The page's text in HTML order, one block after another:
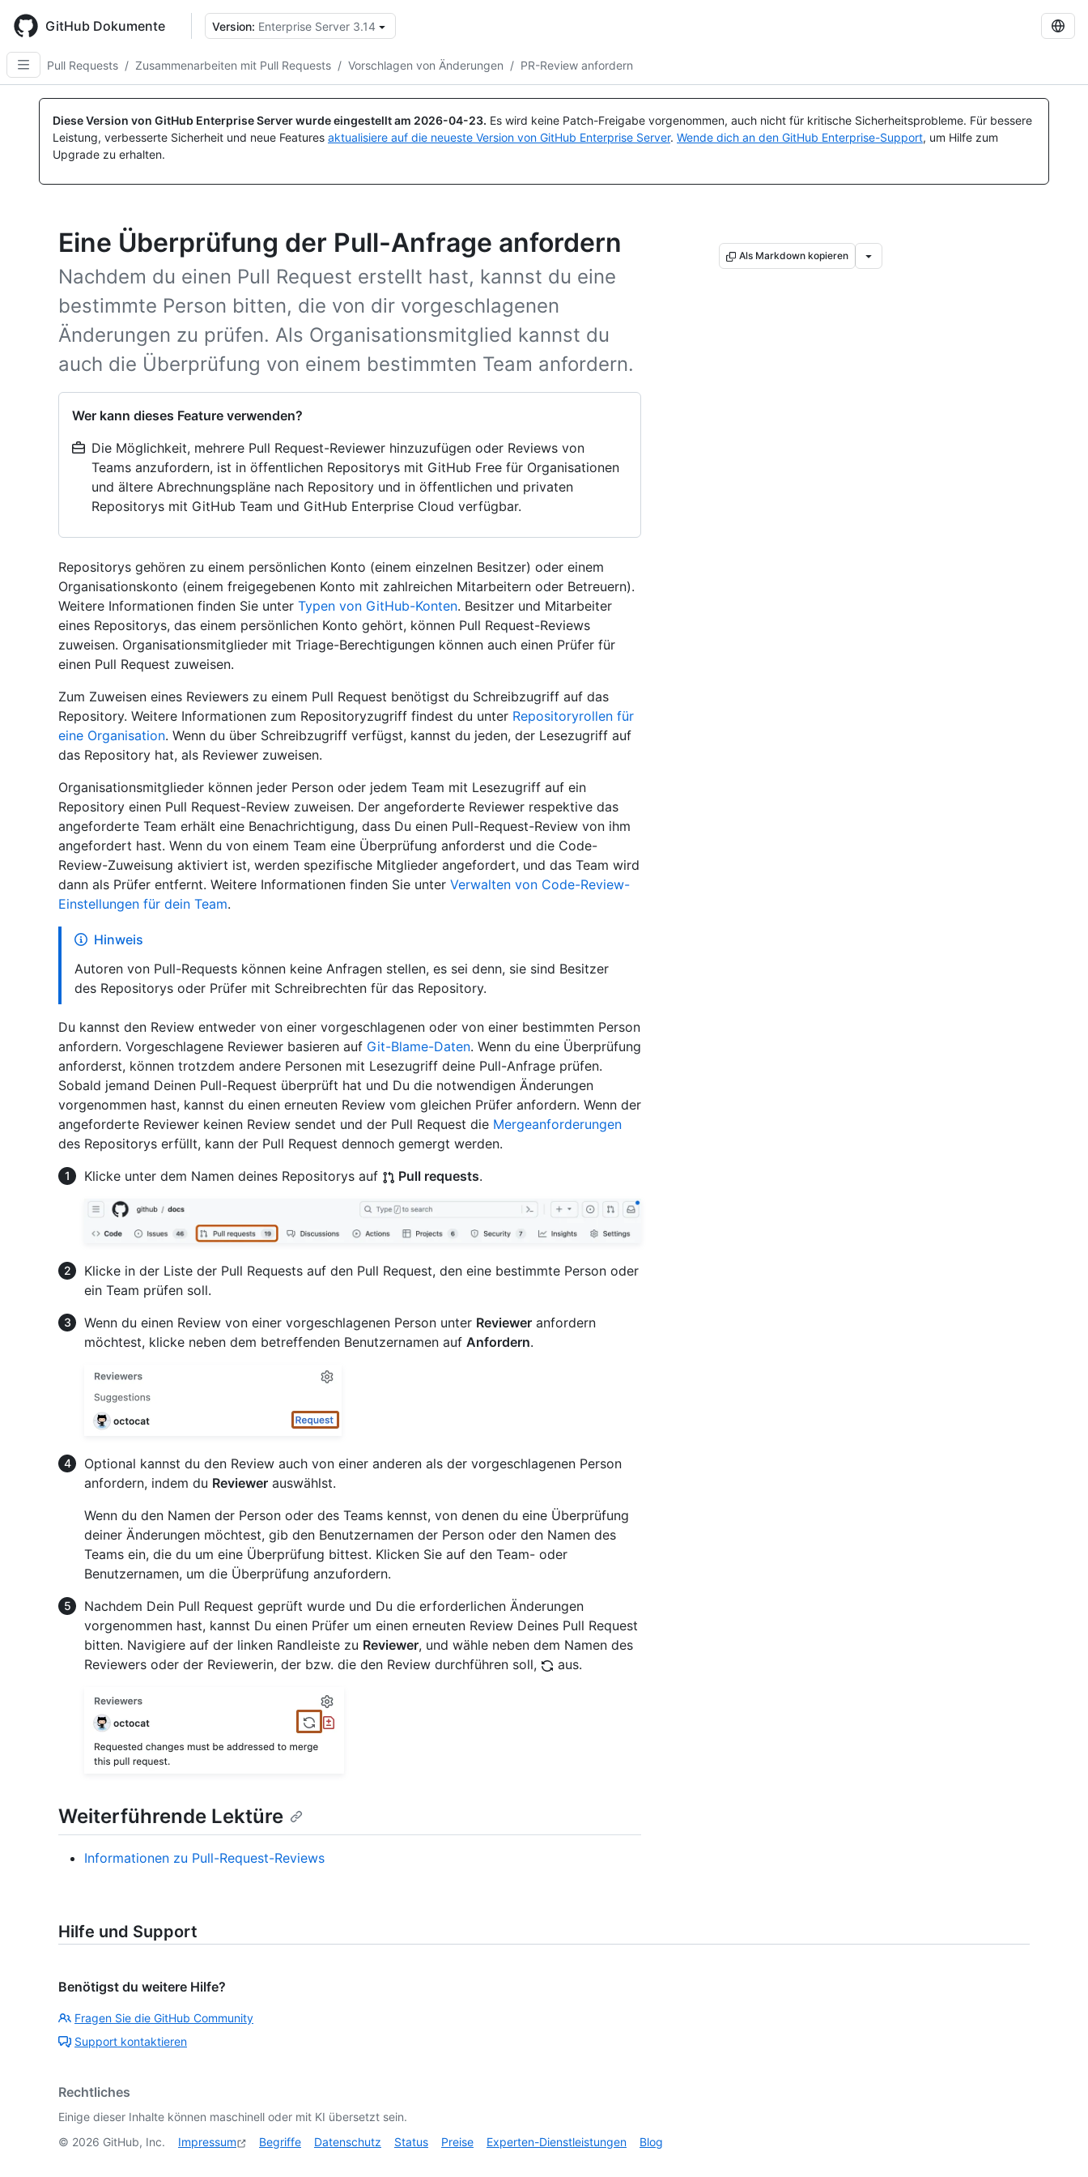
main
content
GitHub Dokumente Version: Enterprise Server 3.14
Pull Requests / Zusammenarbeiten mit Pull Requests / Vorschlagen von Änderungen / PR-Review anfordern
Diese Version von GitHub Enterprise Server wurde eingestellt am 2026-04-23. Es wird keine Patch-Freigabe vorgenommen, auch nicht für kritische Sicherheitsprobleme. Für bessere
Leistung, verbesserte Sicherheit und neue Features aktualisiere auf die neueste Version von GitHub Enterprise Server. Wende dich an den GitHub Enterprise-Support, um Hilfe zum
Upgrade zu erhalten.
Eine Überprüfung der Pull-Anfrage anfordern
Nachdem du einen Pull Request erstellt hast, kannst du eine
bestimmte Person bitten, die von dir vorgeschlagenen
Änderungen zu prüfen. Als Organisationsmitglied kannst du
auch die Überprüfung von einem bestimmten Team anfordern.
Wer kann dieses Feature verwenden?
Die Möglichkeit, mehrere Pull Request-Reviewer hinzuzufügen oder Reviews von
Teams anzufordern, ist in öffentlichen Repositorys mit GitHub Free für Organisationen
und ältere Abrechnungspläne nach Repository und in öffentlichen und privaten
Repositorys mit GitHub Team und GitHub Enterprise Cloud verfügbar.
Als Markdown kopieren
Repositorys gehören zu einem persönlichen Konto (einem einzelnen Besitzer) oder einem
Organisationskonto (einem freigegebenen Konto mit zahlreichen Mitarbeitern oder Betreuern).
Weitere Informationen finden Sie unter Typen von GitHub-Konten. Besitzer und Mitarbeiter
eines Repositorys, das einem persönlichen Konto gehört, können Pull Request-Reviews
zuweisen. Organisationsmitglieder mit Triage-Berechtigungen können auch einen Prüfer für
einen Pull Request zuweisen.
Zum Zuweisen eines Reviewers zu einem Pull Request benötigst du Schreibzugriff auf das
Repository. Weitere Informationen zum Repositoryzugriff findest du unter Repositoryrollen für
eine Organisation. Wenn du über Schreibzugriff verfügst, kannst du jeden, der Lesezugriff auf
das Repository hat, als Reviewer zuweisen.
Organisationsmitglieder können jeder Person oder jedem Team mit Lesezugriff auf ein
Repository einen Pull Request-Review zuweisen. Der angeforderte Reviewer respektive das
angeforderte Team erhält eine Benachrichtigung, dass Du einen Pull-Request-Review von ihm
angefordert hast. Wenn du von einem Team eine Überprüfung anforderst und die Code-
Review-Zuweisung aktiviert ist, werden spezifische Mitglieder angefordert, und das Team wird
dann als Prüfer entfernt. Weitere Informationen finden Sie unter Verwalten von Code-Review-
Einstellungen für dein Team.
Hinweis
Autoren von Pull-Requests können keine Anfragen stellen, es sei denn, sie sind Besitzer
des Repositorys oder Prüfer mit Schreibrechten für das Repository.
Du kannst den Review entweder von einer vorgeschlagenen oder von einer bestimmten Person
anfordern. Vorgeschlagene Reviewer basieren auf Git-Blame-Daten. Wenn du eine Überprüfung
anforderst, können trotzdem andere Personen mit Lesezugriff deine Pull-Anfrage prüfen.
Sobald jemand Deinen Pull-Request überprüft hat und Du die notwendigen Änderungen
vorgenommen hast, kannst du einen erneuten Review vom gleichen Prüfer anfordern. Wenn der
angeforderte Reviewer keinen Review sendet und der Pull Request die Mergeanforderungen
des Repositorys erfüllt, kann der Pull Request dennoch gemergt werden.
Klicke unter dem Namen deines Repositorys auf
Pull requests.
Klicke in der Liste der Pull Requests auf den Pull Request, den eine bestimmte Person oder
ein Team prüfen soll.
Wenn du einen Review von einer vorgeschlagenen Person unter Reviewer anfordern
möchtest, klicke neben dem betreffenden Benutzernamen auf Anfordern.
Optional kannst du den Review auch von einer anderen als der vorgeschlagenen Person
anfordern, indem du Reviewer auswählst.
Wenn du den Namen der Person oder des Teams kennst, von denen du eine Überprüfung
deiner Änderungen möchtest, gib den Benutzernamen der Person oder den Namen des
Teams ein, die du um eine Überprüfung bittest. Klicken Sie auf den Team- oder
Benutzernamen, um die Überprüfung anzufordern.
Nachdem Dein Pull Request geprüft wurde und Du die erforderlichen Änderungen
vorgenommen hast, kannst Du einen Prüfer um einen erneuten Review Deines Pull Request
bitten. Navigiere auf der linken Randleiste zu Reviewer, und wähle neben dem Namen des
Reviewers oder der Reviewerin, der bzw. die den Review durchführen soll,
aus.
Weiterführende Lektüre
Informationen zu Pull-Request-Reviews
Hilfe und Support
Benötigst du weitere Hilfe?
Fragen Sie die GitHub Community
Support kontaktieren
Rechtliches
Einige dieser Inhalte können maschinell oder mit KI übersetzt sein.
© 2026 GitHub, Inc. Impressum Begriffe Datenschutz Status Preise Experten-Dienstleistungen Blog